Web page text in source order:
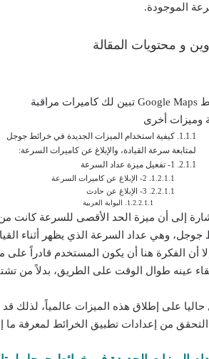
الموجودة.
و محتويات المقالة
خرائط Google Maps تبين لك كاميرات مراقبة
وميزات أخرى
كيفية استخدام الميزات الجديدة في خرائط جوجل
لمتابعة سرعة القيادة، والإبلاغ عن كاميرات السرعة:
1- تفعيل ميزة عداد السرعة
2- الإبلاغ عن كاميرات السرعة
3- الإبلاغ عن حادث
البوابة العربية
إلى أن ميزة الحد الأقصى للسرعة كانت
جوجل، وهي عداد السرعة الذي يظهر أثناء
أن الفكرة هنا أن يكون المستخدم قادراً
عينه طوال الوقت على الطريق، بدلاً من
على إطلاق هذه الميزات عالمياً، لذلك
من إعدادات تطبيق الخرائط لمعرفة ما